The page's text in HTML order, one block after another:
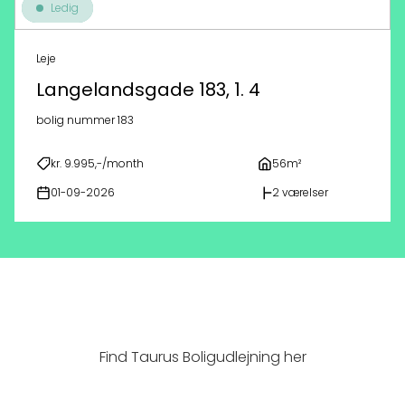
Ledig
Leje
Langelandsgade 183, 1. 4
bolig nummer 183
kr. 9.995,-/month 56m²
01-09-2026 2 værelser
Find Taurus Boligudlejning her